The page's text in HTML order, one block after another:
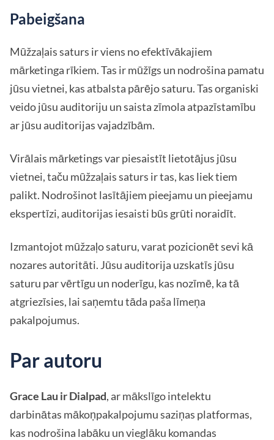
Pabeigšana
Mūžzaļais saturs ir viens no efektīvākajiem
mārketinga rīkiem. Tas ir mūžīgs un nodrošina pamatu
jūsu vietnei, kas atbalsta pārējo saturu. Tas organiski
veido jūsu auditoriju un saista zīmola atpazīstamību
ar jūsu auditorijas vajadzībām.
Virālais mārketings var piesaistīt lietotājus jūsu
vietnei, taču mūžzaļais saturs ir tas, kas liek tiem
palikt. Nodrošinot lasītājiem pieejamu un pieejamu
ekspertīzi, auditorijas iesaisti būs grūti noraidīt.
Izmantojot mūžzaļo saturu, varat pozicionēt sevi kā
nozares autoritāti. Jūsu auditorija uzskatīs jūsu
saturu par vērtīgu un noderīgu, kas nozīmē, ka tā
atgriezīsies, lai saņemtu tāda paša līmeņa
pakalpojumus.
Par autoru
Grace Lau ir Dialpad, ar mākslīgo intelektu
darbinātas mākoņpakalpojumu saziņas platformas,
kas nodrošina labāku un vieglāku komandas